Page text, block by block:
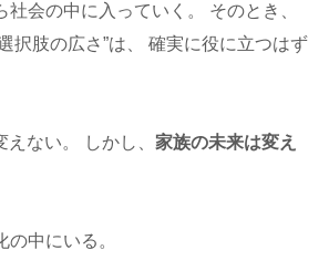
社会の中に入っていく。 そのとき、
択肢の広さ”は、 確実に役に立つはず
ない。 しかし、 家族の未来は変え
中にいる。